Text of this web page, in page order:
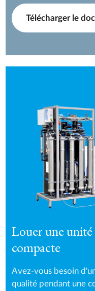
Télécharger le
Louer une unité
compacte
Avez-vous besoin
qualité pendant une